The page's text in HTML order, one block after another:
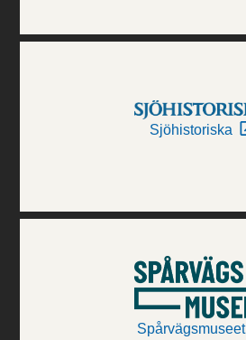
Sjöhistoriska
Spårvägsmuseet